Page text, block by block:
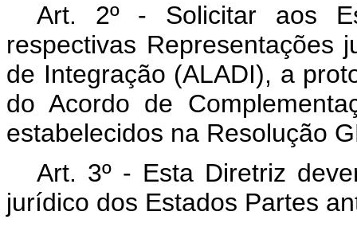
Art. 2º - Solicitar aos
respectivas Representações
de Integração (ALADI), a
do Acordo de
estabelecidos na Resolução
Art. 3º - Esta Diretriz
jurídico dos Estados Partes